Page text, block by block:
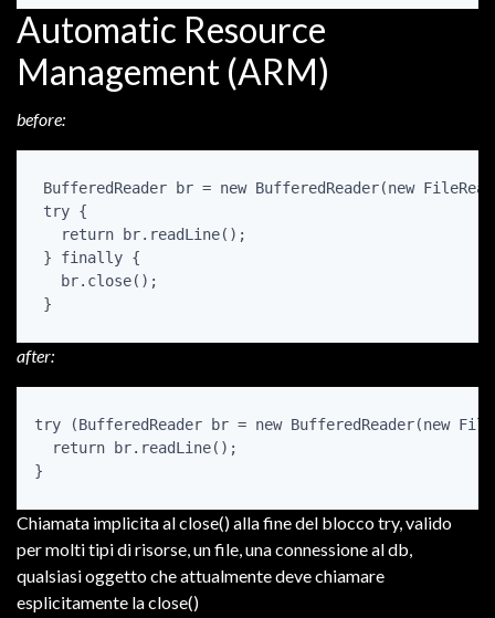
Automatic Resource
Management (ARM)
before:
BufferedReader br = new BufferedReader(new
try {
   return br.readLine();
} finally {
   br.close();
}
after:
try (BufferedReader br = new BufferedReader(new
  return br.readLine();
}
Chiamata implicita al close() alla fine del blocco try, valido
per molti tipi di risorse, un file, una connessione al db,
qualsiasi oggetto che attualmente deve chiamare
esplicitamente la close()